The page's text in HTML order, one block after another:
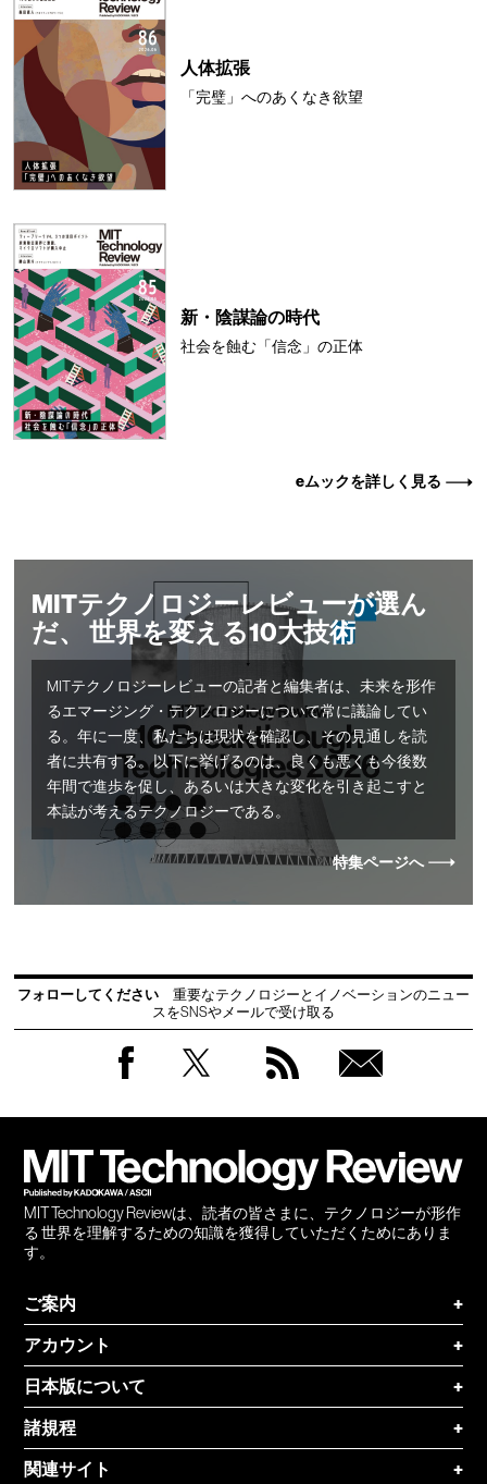
人体拡張
「完璧」へのあくなき欲望
新・陰謀論の時代
社会を蝕む「信念」の正体
eムックを詳しく見る
MITテクノロジーレビューが選ん
だ、 世界を変える10大技術
MITテクノロジーレビューの記者と編集者は、未来を形作
るエマージング・テクノロジーについて常に議論してい
る。年に一度、私たちは現状を確認し、その見通しを読
者に共有する。以下に挙げるのは、良くも悪くも今後数
年間で進歩を促し、あるいは大きな変化を引き起こすと
本誌が考えるテクノロジーである。
特集ページへ
フォローしてください
重要なテクノロジーとイノベーションのニュー
スをSNSやメールで受け取る
MIT Technology Reviewは、読者の皆さまに、テクノロジーが形作
る 世界を理解するための知識を獲得していただくためにありま
す。
ご案内
+
アカウント
+
日本版について
+
諸規程
+
関連サイト
+